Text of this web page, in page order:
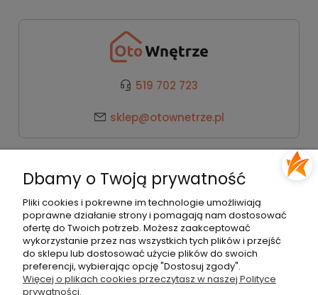
519 702 723
sklep@otownetrze.pl
Pomoc
Moje konto
Płatności i dostawa
Dbamy o Twoją prywatność
Pliki cookies i pokrewne im technologie umożliwiają
poprawne działanie strony i pomagają nam dostosować
ofertę do Twoich potrzeb. Możesz zaakceptować
wykorzystanie przez nas wszystkich tych plików i przejść
do sklepu lub dostosować użycie plików do swoich
preferencji, wybierając opcję "Dostosuj zgody".
Więcej o plikach cookies przeczytasz w naszej Polityce
prywatności.